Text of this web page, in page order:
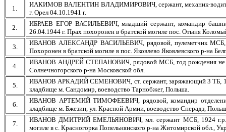
1.
ИАКИМОВ ВАЛЕНТИН ВЛАДИМИРОВИЧ, сержант, механик-водитель
г. Орел 04.10.1941 г.
2.
ИБРАЕВ ЕГОР ВАСИЛЬЕВИЧ, младший сержант, командир башни
26.04.1944 г. Прах похоронен в братской могиле пос. Отыня
3.
ИВАНОВ АЛЕКСАНДР ВАСИЛЬЕВИЧ, рядовой, пулеметчик МСБ,
Похоронен в братской могиле в пос. Яковлево Яковлевского р-на
4.
ИВАНОВ АНДРЕЙ СТЕПАНОВИЧ, рядовой МСБ, год рождения не
Солнечногорского р-на Московской обл.
5.
ИВАНОВ АРКАДИЙ СЕМЕНОВИЧ, ст. сержант, заряжающий 3 ТБ,
кладбище м. Сандомир, воеводство Тарнобжег, Польша.
6.
ИВАНОВ АРТЕМИЙ ТИМОФЕЕВИЧ, рядовой, командир
кладбище м. Бжезин, ул. Красной Армии, воеводство Сперадз,
7.
ИВАНОВ ДМИТРИЙ ЕМЕЛЬЯНОВИЧ, мл. сержант МСБ, 1924 г.р.,
могиле в с. Красногорка Попельнянского р-на Житомирской обл.,